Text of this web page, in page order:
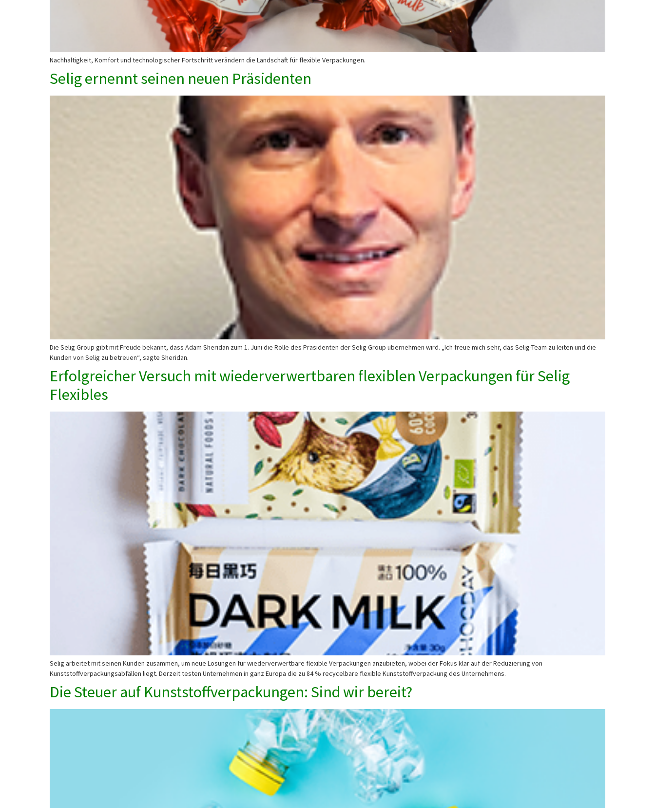
Nachhaltigkeit, Komfort und technologischer Fortschritt verändern die Landschaft für flexible Verpackungen.
Selig ernennt seinen neuen Präsidenten
Die Selig Group gibt mit Freude bekannt, dass Adam Sheridan zum 1. Juni die Rolle des Präsidenten der Selig Group übernehmen wird. „Ich freue mich sehr, das Selig-Team zu leiten und die
Kunden von Selig zu betreuen“, sagte Sheridan.
Erfolgreicher Versuch mit wiederverwertbaren flexiblen Verpackungen für Selig
Flexibles
Selig arbeitet mit seinen Kunden zusammen, um neue Lösungen für wiederverwertbare flexible Verpackungen anzubieten, wobei der Fokus klar auf der Reduzierung von
Kunststoffverpackungsabfällen liegt. Derzeit testen Unternehmen in ganz Europa die zu 84 % recycelbare flexible Kunststoffverpackung des Unternehmens.
Die Steuer auf Kunststoffverpackungen: Sind wir bereit?